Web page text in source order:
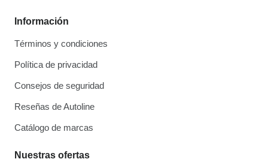
Información
Términos y condiciones
Política de privacidad
Consejos de seguridad
Reseñas de Autoline
Catálogo de marcas
Nuestras ofertas